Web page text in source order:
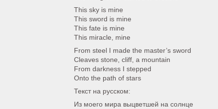
This sky is mine
This sword is mine
This fate is mine
This miracle, mine
From steel I made the master’s sword
Cleaves stone, cliff, a mountain
From darkness I stepped
Onto the path of stars
Текст на русском:
Из моего мира выцветшей на солнце